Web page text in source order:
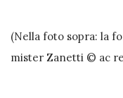
(Nella foto sopra: la
mister Zanetti © ac